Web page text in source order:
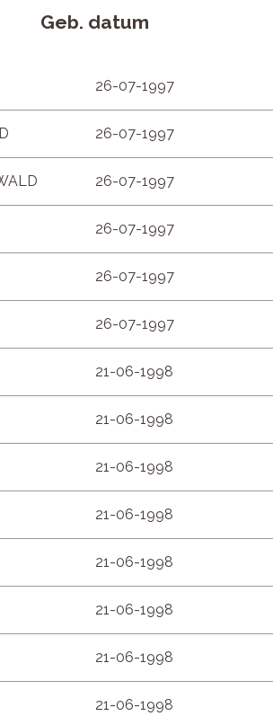
Geb. datum
26-07-1997
26-07-1997
26-07-1997
26-07-1997
26-07-1997
26-07-1997
21-06-1998
21-06-1998
21-06-1998
21-06-1998
21-06-1998
21-06-1998
21-06-1998
21-06-1998